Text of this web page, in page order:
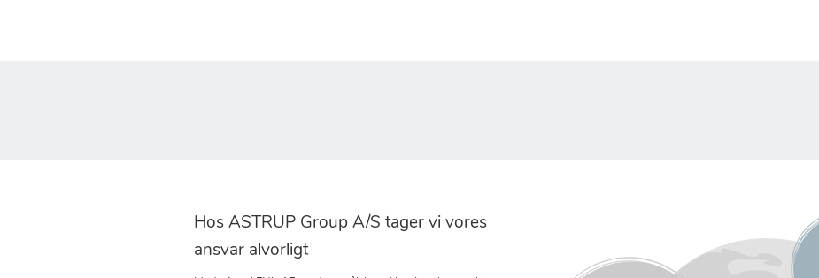
Hos ASTRUP Group A/S tager vi vores
ansvar alvorligt